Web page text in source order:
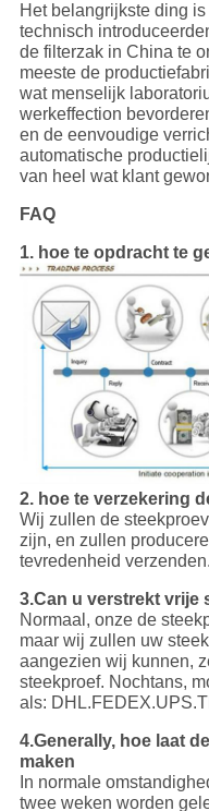
Het belangrijkste ding
technisch
de filterzak in China te
meeste de
wat menselijk
werkeffection
en de eenvoudige
automatische
van heel wat klant
FAQ
1. hoe te opdracht te
2. hoe te verzekering
Wij zullen de
zijn, en zullen
tevredenheid verzenden.
3.Can u verstrekt vrije
Normaal, onze de
maar wij zullen uw
aangezien wij kunnen,
steekproef. Nochtans,
als:
4.Generally, hoe laat
maken
In normale
twee weken worden